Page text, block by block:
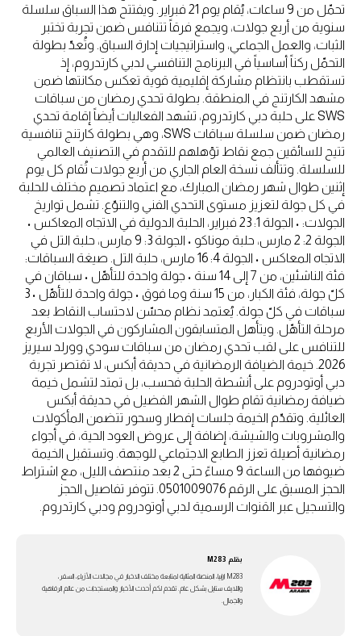
تحمّل من 9 ساعات، يُقام يوم 21 فبراير. ويفتتح هذا السباق سلسلة
سنوية من أربع جولات، ويجمع فرقاً تتنافس ضمن تجربة تختبر
الثبات، والعمل الجماعي، واستراتيجيات إدارة السباق. وتُعدّ بطولة
التحمّل ركناً أساسياً في البرنامج التنافسي لدبي كارتدروم، إذ
تستقطب بانتظام مشاركة إقليمية قوية تعكس مكانتها ضمن
مشهد الكارتنج في المنطقة. بطولة تحدي رمضان من سباقات
SWS على حلبة دبي كارتدروم، تشهد الفعاليات أيضاً إقامة تحدي
رمضان ضمن سلسلة سباقات SWS، وهي بطولة كارتنج تنافسية
تتيح للسائقين جمع نقاط تؤهلهم للتقدم في التصنيف العالمي
للسلسلة. وتتألف نسخة العام الجاري من أربع جولات تُقام كل يوم
إثنين طوال شهر رمضان المبارك، مع اعتماد تصميم مختلف للحلبة
في كل جولة لتعزيز مستوى التحدي الفني والتنوّع. تشمل تواريخ
الجولات: • الجولة 1: 23 فبراير، الحلبة الدولية في الاتجاه المعاكس •
الجولة 2: 2 مارس، حلبة موناكو • الجولة 3: 9 مارس، حلبة التل في
الاتجاه المعاكس • الجولة 4: 16 مارس، حلبة التل. صيغة السباقات:
فئة الناشئين، من 7 إلى 14 سنة • جولة واحدة للتأهّل • سباقان في
كلّ جولة، فئة الكبار، من 15 سنة وما فوق • جولة واحدة للتأهّل • 3
سباقات في كلّ جولة. يُعتمد نظام محسّن لاحتساب النقاط بعد
مرحلة التأهّل. ويتأهل المتسابقون المشاركون في الجولات الأربع
للتنافس على لقب تحدي رمضان من سباقات سودي وورلد سيريز
2026. خيمة الضيافة الرمضانية في حديقة أبكس، لا تقتصر تجربة
دبي أوتودروم على أنشطة الحلبة فحسب، بل تمتد لتشمل خيمة
ضيافة رمضانية تقام طوال الشهر الفضيل في حديقة أبكس
العائلية. وتقدّم الخيمة جلسات إفطار وسحور تتضمن المأكولات
والمشروبات والشيشة، إضافة إلى عروض العود الحية، في أجواء
رمضانية أصيلة تعزز الطابع الاجتماعي للوجهة. وتستقبل الخيمة
ضيوفها من الساعة 9 مساءً حتى 2 بعد منتصف الليل، مع اشتراط
الحجز المسبق على الرقم 0501009076. تتوفر تفاصيل الحجز
والتسجيل عبر القنوات الرسمية لدبي أوتودروم ودبي كارتدروم.
بقلم M283
M283 ارابيا، المنصة المثالية لمتابعة مختلف الاخبار في مجالات الأزياء، السفر،
واللايف ستايل بشكل عام. تقدم لكم أحدث الأخبار والمستجدات من عالم الرفاهية
والجمال.